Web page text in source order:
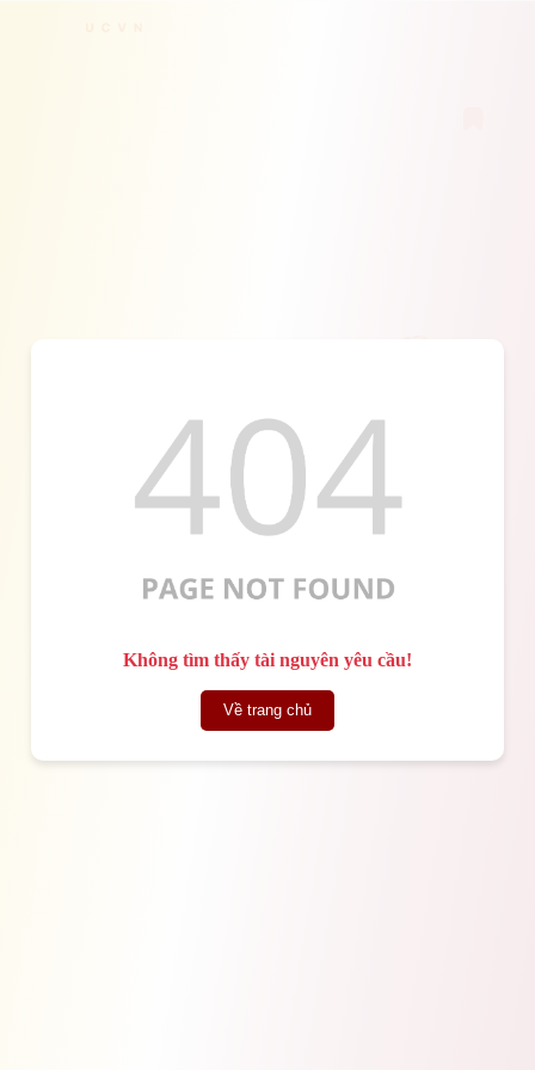
Không tìm thấy tài nguyên yêu cầu!
Về trang chủ